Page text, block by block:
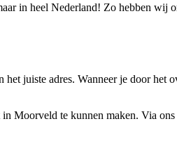
in heel Nederland! Zo hebben wij
juiste adres. Wanneer je door
Moorveld te kunnen maken. Via